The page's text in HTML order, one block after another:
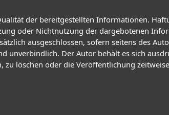
der bereitgestellten Informationen.
oder Nichtnutzung der dargebotenen
ausgeschlossen, sofern seitens des
unverbindlich. Der Autor behält es sich
zu löschen oder die Veröffentlichung